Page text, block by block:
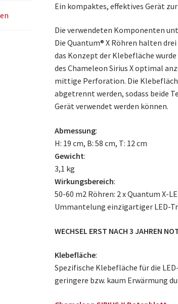
Ein kompaktes, effektives Gerät
Die verwendeten Komponenten
Die Quantum® X Röhren halten
das Konzept der Klebefläche
des Chameleon Sirius X optimal
mittige Perforation. Die
abgetrennt werden, sodass beide
Gerät verwendet werden können.
Abmessung:
H: 19 cm, B: 58 cm, T: 12 cm
Gewicht:
3,1 kg
Wirkungsbereich:
50-60 m2 Röhren: 2 x Quantum X-
Ummantelung einzigartiger LED-
WECHSEL ERST NACH 3 JAHREN
Klebefläche:
Spezifische Klebefläche für die
geringere bzw. kaum Erwärmung